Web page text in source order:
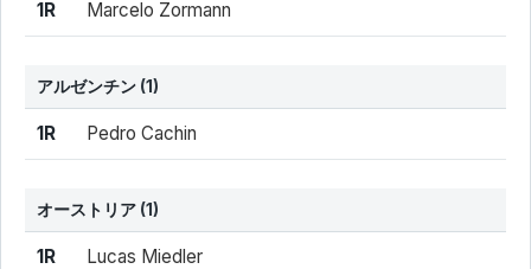
1R Marcelo Zormann
アルゼンチン (1)
結果 シード 選手名
1R Pedro Cachin
オーストリア (1)
結果 シード 選手名
1R Lucas Miedler